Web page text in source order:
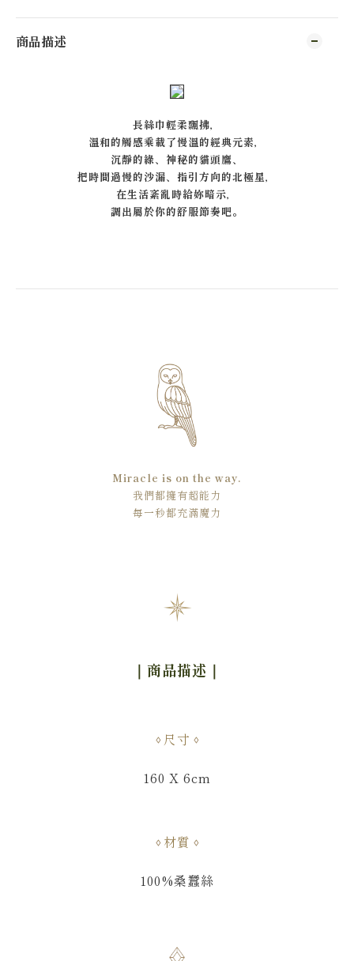
商品描述
長絲巾輕柔飄拂，
溫和的觸感乘載了慢溫的經典元素，
沉靜的綠、神秘的貓頭鷹、
把時間過慢的沙漏、指引方向的北極星，
在生活紊亂時給妳暗示，
調出屬於你的舒服節奏吧。
Miracle is on the way.
我們都擁有超能力
每一秒都充滿魔力
｜商品描述 ｜
尺寸
160 X 6cm
材質
100%桑蠶絲